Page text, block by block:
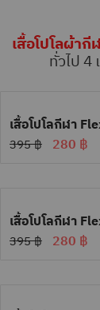
เสื้อโปโลผ้า
ทั่วไป 4
เสื้อโปโลกีฬา
395฿ 280 ฿
เสื้อโปโลกีฬา
395฿ 280 ฿